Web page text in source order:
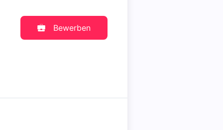
Bewerben